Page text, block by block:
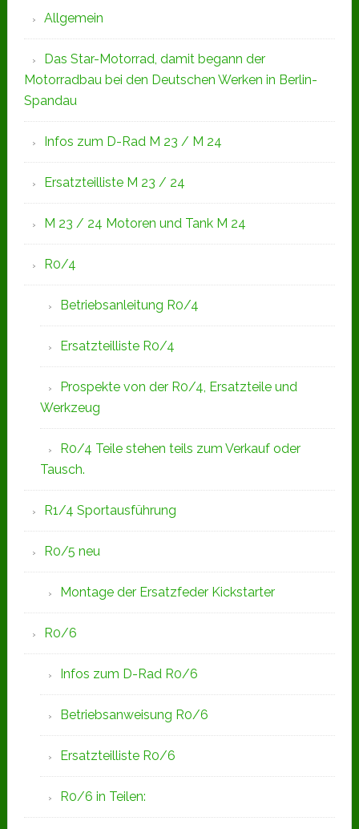
Allgemein
Das Star-Motorrad, damit begann der
Motorradbau bei den Deutschen Werken in Berlin-
Spandau
Infos zum D-Rad M 23 / M 24
Ersatzteilliste M 23 / 24
M 23 / 24 Motoren und Tank M 24
R0/4
Betriebsanleitung R0/4
Ersatzteilliste R0/4
Prospekte von der R0/4, Ersatzteile und
Werkzeug
R0/4 Teile stehen teils zum Verkauf oder
Tausch.
R1/4 Sportausführung
R0/5 neu
Montage der Ersatzfeder Kickstarter
R0/6
Infos zum D-Rad R0/6
Betriebsanweisung R0/6
Ersatzteilliste R0/6
R0/6 in Teilen: